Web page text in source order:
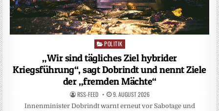
Posted
in
POLITIK
„Wir sind tägliches Ziel hybrider
Kriegsführung“, sagt Dobrindt und nennt Ziele
der „fremden Mächte“
RSS-FEED 9. AUGUST 2026
Innenminister Dobrindt warnt erneut vor Sabotage und